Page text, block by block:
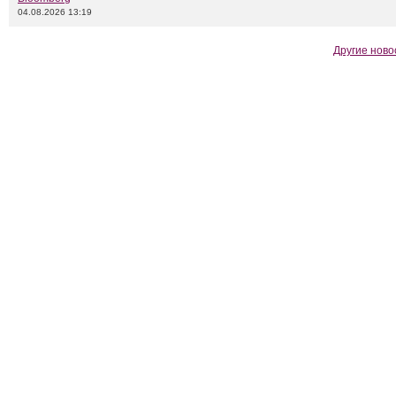
04.08.2026 13:19
Другие